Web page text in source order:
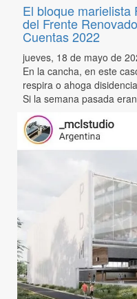
El bloque marielista
del Frente
Cuentas 2022
jueves, 18 de mayo de
En la cancha, en este
respira o ahoga
Si la semana pasada